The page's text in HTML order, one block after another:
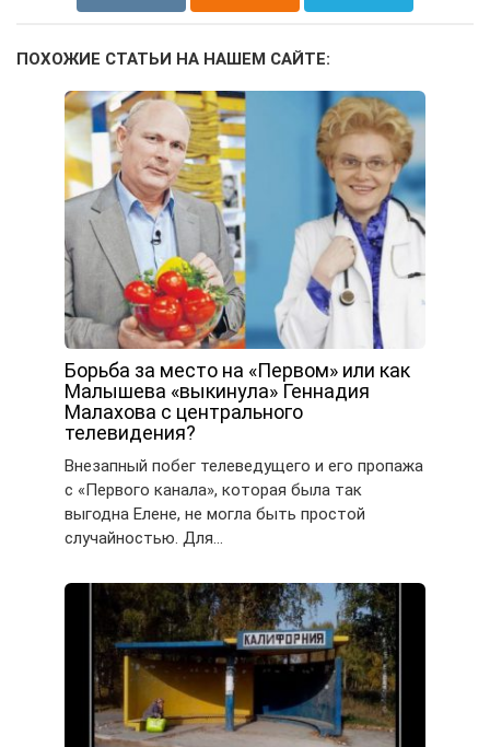
ПОХОЖИЕ СТАТЬИ НА НАШЕМ САЙТЕ:
Борьба за место на «Первом» или как
Малышева «выкинула» Геннадия
Малахова с центрального
телевидения?
Внезапный побег телеведущего и его пропажа
с «Первого канала», которая была так
выгодна Елене, не могла быть простой
случайностью. Для…